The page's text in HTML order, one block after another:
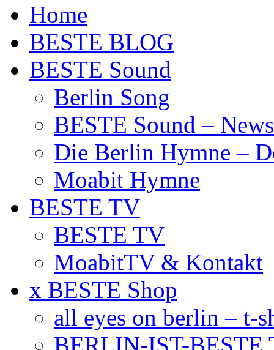
Home
BESTE BLOG
BESTE Sound
Berlin Song
BESTE Sound –
Die Berlin Hymne –
Moabit Hymne
BESTE TV
BESTE TV
MoabitTV & Kontakt
x BESTE Shop
all eyes on berlin – t-
BERLIN-IST-BESTE